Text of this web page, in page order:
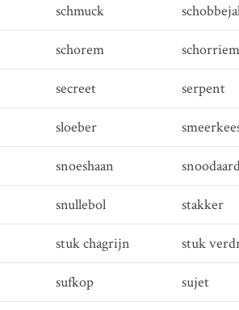
schmuck
schorem
secreet serpent
sloeber
snoeshaan
snullebol stakker
stuk chagrijn stuk
sufkop sujet